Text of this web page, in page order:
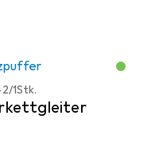
/1Stk.